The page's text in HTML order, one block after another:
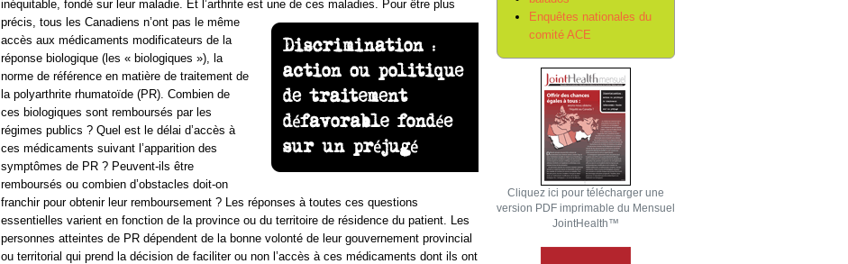
inéquitable, fondé sur leur maladie. Et l’arthrite est une de ces maladies. Pour être plus
précis, tous les Canadiens n’ont pas le même
accès aux médicaments modificateurs de la
réponse biologique (les « biologiques »), la
norme de référence en matière de traitement de
la polyarthrite rhumatoïde (PR). Combien de
ces biologiques sont remboursés par les
régimes publics ? Quel est le délai d’accès à
ces médicaments suivant l’apparition des
symptômes de PR ? Peuvent-ils être
remboursés ou combien d’obstacles doit-on
franchir pour obtenir leur remboursement ? Les réponses à toutes ces questions
essentielles varient en fonction de la province ou du territoire de résidence du patient. Les
personnes atteintes de PR dépendent de la bonne volonté de leur gouvernement provincial
ou territorial qui prend la décision de faciliter ou non l’accès à ces médicaments dont ils ont
Enquêtes nationales du
comité ACE
Cliquez ici pour télécharger une
version PDF imprimable du Mensuel
JointHealth™